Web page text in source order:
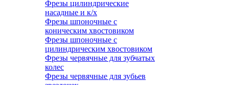
Фрезы цилиндрические
насадные и к/х
Фрезы шпоночные с
коническим хвостовиком
Фрезы шпоночные с
цилиндрическим хвостовиком
Фрезы червячные для зубчатых
колес
Фрезы червячные для зубьев